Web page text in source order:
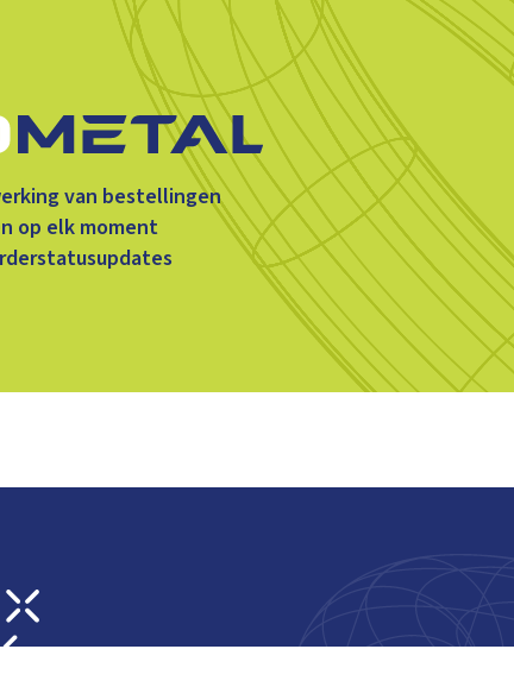
van bestellingen
op elk moment